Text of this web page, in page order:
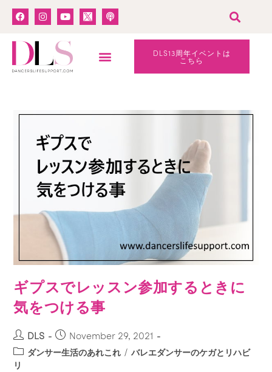
DLS13周年イベントは
こちら
ギプスでレッスン参加するときに
気をつける事
DLS
November 29, 2021
ダンサー生活のあれこれ / バレエダンサーのケガとリハビ
リ